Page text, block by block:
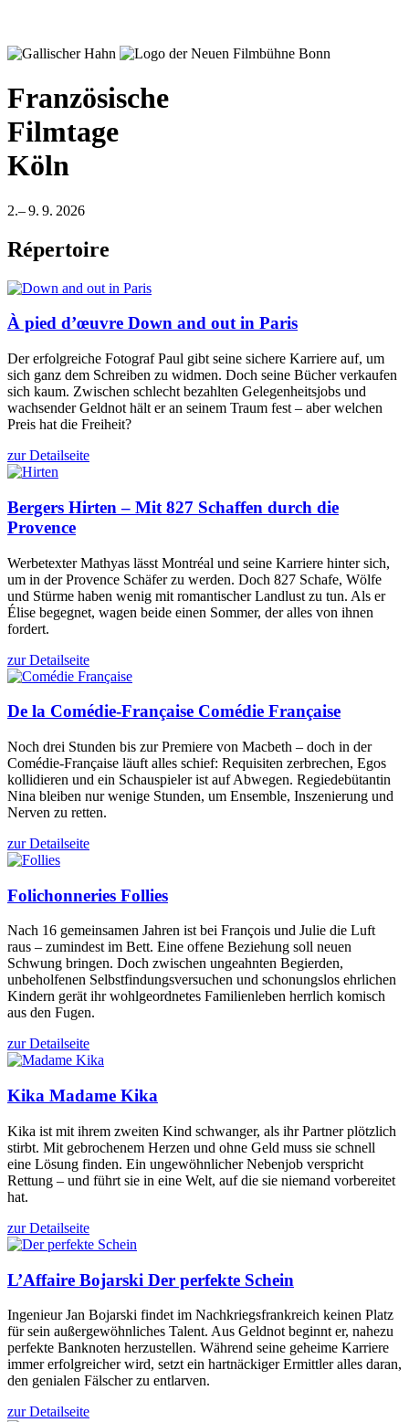
Französische
Filmtage
Köln
2.– 9. 9. 2026
Répertoire
À pied d’œuvre Down and out in Paris
Der erfolgreiche Fotograf Paul gibt seine sichere Karriere auf, um
sich ganz dem Schreiben zu widmen. Doch seine Bücher verkaufen
sich kaum. Zwischen schlecht bezahlten Gelegenheitsjobs und
wachsender Geldnot hält er an seinem Traum fest – aber welchen
Preis hat die Freiheit?
zur Detailseite
Bergers Hirten – Mit 827 Schaffen durch die
Provence
Werbetexter Mathyas lässt Montréal und seine Karriere hinter sich,
um in der Provence Schäfer zu werden. Doch 827 Schafe, Wölfe
und Stürme haben wenig mit romantischer Landlust zu tun. Als er
Élise begegnet, wagen beide einen Sommer, der alles von ihnen
fordert.
zur Detailseite
De la Comédie-Française Comédie Française
Noch drei Stunden bis zur Premiere von Macbeth – doch in der
Comédie-Française läuft alles schief: Requisiten zerbrechen, Egos
kollidieren und ein Schauspieler ist auf Abwegen. Regiedebütantin
Nina bleiben nur wenige Stunden, um Ensemble, Inszenierung und
Nerven zu retten.
zur Detailseite
Folichonneries Follies
Nach 16 gemeinsamen Jahren ist bei François und Julie die Luft
raus – zumindest im Bett. Eine offene Beziehung soll neuen
Schwung bringen. Doch zwischen ungeahnten Begierden,
unbeholfenen Selbstfindungsversuchen und schonungslos ehrlichen
Kindern gerät ihr wohlgeordnetes Familienleben herrlich komisch
aus den Fugen.
zur Detailseite
Kika Madame Kika
Kika ist mit ihrem zweiten Kind schwanger, als ihr Partner plötzlich
stirbt. Mit gebrochenem Herzen und ohne Geld muss sie schnell
eine Lösung finden. Ein ungewöhnlicher Nebenjob verspricht
Rettung – und führt sie in eine Welt, auf die sie niemand vorbereitet
hat.
zur Detailseite
L’Affaire Bojarski Der perfekte Schein
Ingenieur Jan Bojarski findet im Nachkriegsfrankreich keinen Platz
für sein außergewöhnliches Talent. Aus Geldnot beginnt er, nahezu
perfekte Banknoten herzustellen. Während seine geheime Karriere
immer erfolgreicher wird, setzt ein hartnäckiger Ermittler alles daran,
den genialen Fälscher zu entlarven.
zur Detailseite